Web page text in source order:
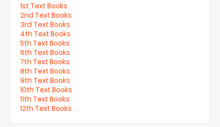
1st Text Books
2nd Text Books
3rd Text Books
4th Text Books
5th Text Books
6th Text Books
7th Text Books
8th Text Books
9th Text Books
10th Text Books
11th Text Books
12th Text Books